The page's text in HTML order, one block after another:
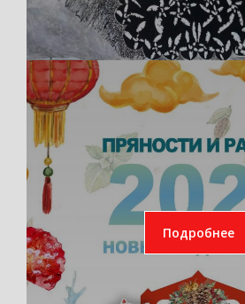
Подробнее